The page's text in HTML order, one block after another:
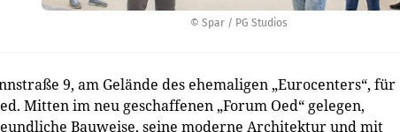
© Spar / PG Studios
9, am Gelände des ehemaligen „Eurocenters“, für
Mitten im neu geschaffenen „Forum Oed“ gelegen,
Bauweise, seine moderne Architektur und mit